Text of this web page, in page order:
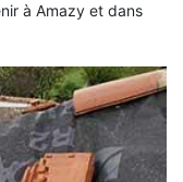
à Amazy et dans